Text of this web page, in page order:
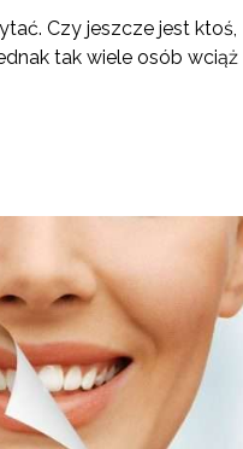
Czy jeszcze jest ktoś,
tak wiele osób wciąż